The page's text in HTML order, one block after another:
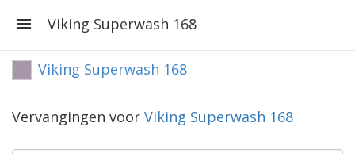
Viking Superwash 168
Viking Superwash 168
Vervangingen voor Viking Superwash 168